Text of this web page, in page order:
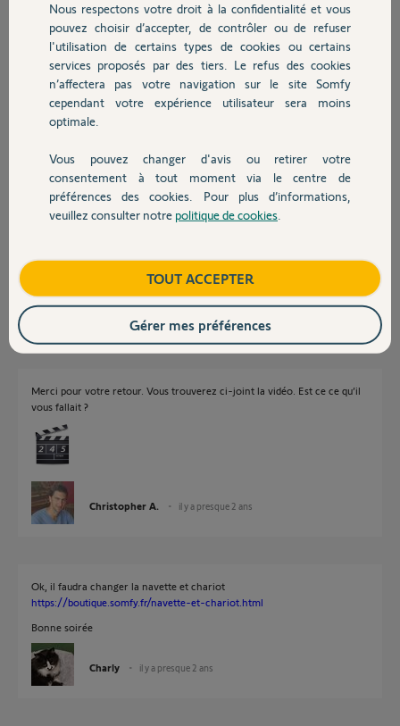
Chauffage
Autres produits
Devis avec un pro
Contact
Merci d’avance pour votre aide.
Cordialement,
Christopher A.
il y a presque 2 ans
Participer au fil de discussion
Réponses
Charly il y a presque 2 ans
Merci pour votre retour. Vous trouverez ci-joint la vidéo. Est ce ce qu’il
vous fallait ?
Christopher A. il y a presque 2 ans
Ok, il faudra changer la navette et chariot
https://boutique.somfy.fr/navette-et-chariot.html
Bonne soirée
Charly il y a presque 2 ans
Nous respectons votre droit à la confidentialité et vous
pouvez choisir d’accepter, de contrôler ou de refuser
l'utilisation de certains types de cookies ou certains
services proposés par des tiers. Le refus des cookies
n’affectera pas votre navigation sur le site Somfy
cependant votre expérience utilisateur sera moins
optimale.
Vous pouvez changer d'avis ou retirer votre
consentement à tout moment via le centre de
préférences des cookies. Pour plus d’informations,
veuillez consulter notre politique de cookies
TOUT ACCEPTER
Gérer mes préférences